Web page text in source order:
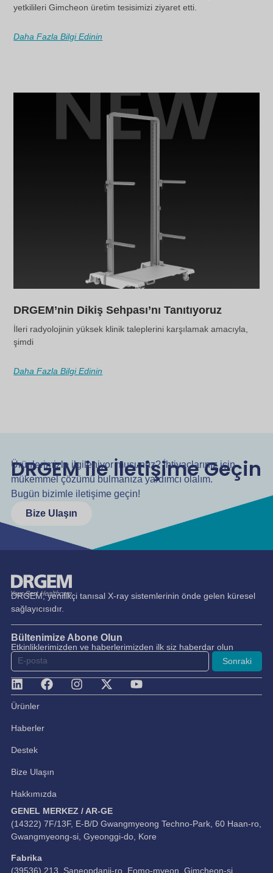
yetkilileri Gimcheon üretim tesisimizi ziyaret etti.
Daha Fazla Bilgi Edinin
DRGEM’nin Dikiş Sehpası’nı Tanıtıyoruz
İleri radyolojinin yüksek klinik taleplerini karşılamak amacıyla,
şimdi
Daha Fazla Bilgi Edinin
DRGEM ile İletişime Geçin
Ürünlerimizle ilgileniyor musunuz? İhtiyaçlarınız için
mükemmel çözümü bulmanıza yardımcı olalım.
Bugün bizimle iletişime geçin!
Bize Ulaşın
DRGEM, yenilikçi tanısal X-ray sistemlerinin önde gelen küresel
sağlayıcısıdır.
Bültenimize Abone Olun
Etkinliklerimizden ve haberlerimizden ilk siz haberdar olun
Sonraki
Ürünler
Haberler
Destek
Bize Ulaşın
Hakkımızda
GENEL MERKEZ / AR-GE
(14322) 7F/13F, E-B/D Gwangmyeong Techno-Park, 60 Haan-ro,
Gwangmyeong-si, Gyeonggi-do, Kore
Fabrika
(39536) 213, Saneopdanji-ro, Eomo-myeon, Gimcheon-si,